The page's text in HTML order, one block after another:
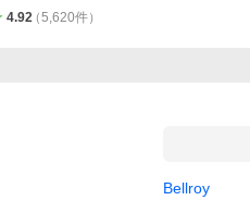
4.92（5,620件）
Bellroy